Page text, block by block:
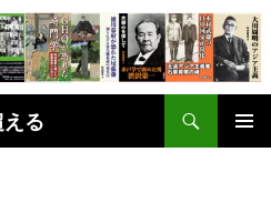
る